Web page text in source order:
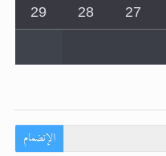
27
28
29
الإنضمام